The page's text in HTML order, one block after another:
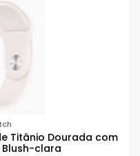
Titânio Dourada com
Blush-clara